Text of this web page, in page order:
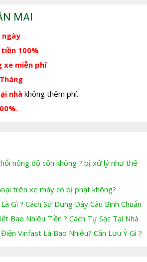
MAI
100%
xe miễn phí
nhà không thêm phí.
.
nồng độ cồn không ? bị xử lý như thế
trên xe máy có bị phạt không?
Gì ? Cách Sử Dụng Dây Câu Bình Chuẩn
Bao Nhiêu Tiền ? Cách Tự Sạc Tại Nhà
Vinfast Là Bao Nhiêu? Cần Lưu Ý Gì ?